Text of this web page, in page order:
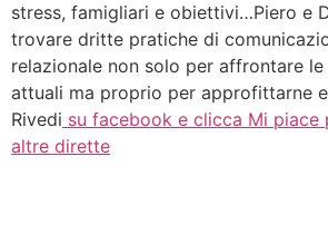
stress, famigliari e obiettivi…Piero e
trovare dritte pratiche di
relazionale non solo per affrontare
attuali ma proprio per approfittarne
Rivedi su facebook e clicca Mi piace
altre dirette